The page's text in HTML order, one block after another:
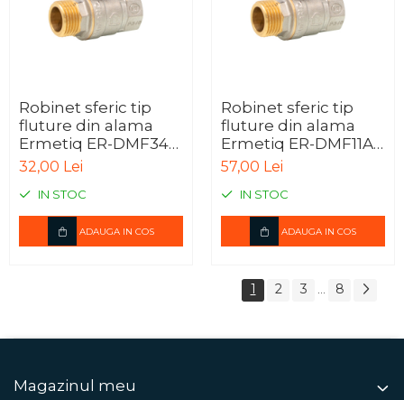
Robinet sferic tip
fluture din alama
Ermetiq ER-DMF34A
3/4" MF, PN40
32,00 Lei
IN STOC
ADAUGA IN COS
Robinet sferic tip
fluture din alama
Ermetiq ER-DMF11A
1" MF, PN40
57,00 Lei
IN STOC
ADAUGA IN COS
1 2 3 8
Magazinul meu